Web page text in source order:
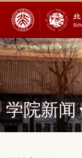
学院新闻